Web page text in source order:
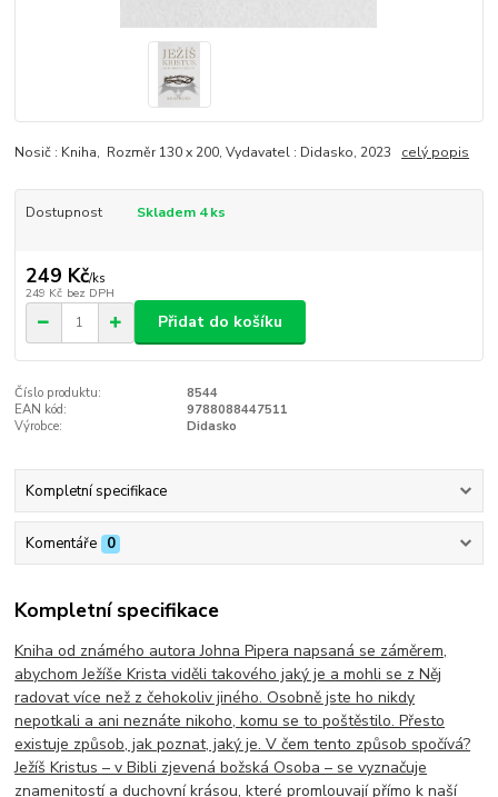
Nosič : Kniha, Rozměr 130 x 200, Vydavatel : Didasko, 2023 celý popis
Dostupnost Skladem 4 ks
249 Kč/ks
249 Kč bez DPH
Přidat do košíku
Číslo produktu:
8544
EAN kód:
9788088447511
Výrobce:
Didasko
Kompletní specifikace
Komentáře 0
Kompletní specifikace
Kniha od známého autora Johna Pipera napsaná se záměrem,
abychom Ježíše Krista viděli takového jaký je a mohli se z Něj
radovat více než z čehokoliv jiného. Osobně jste ho nikdy
nepotkali a ani neznáte nikoho, komu se to poštěstilo. Přesto
existuje způsob, jak poznat, jaký je. V čem tento způsob spočívá?
Ježíš Kristus – v Bibli zjevená božská Osoba – se vyznačuje
znamenitostí a duchovní krásou, které promlouvají přímo k naší